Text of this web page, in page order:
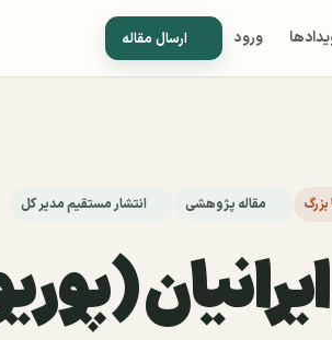
ورود ارسال مقاله
مقاله پژوهشی انتشار مستقیم مدیر کل